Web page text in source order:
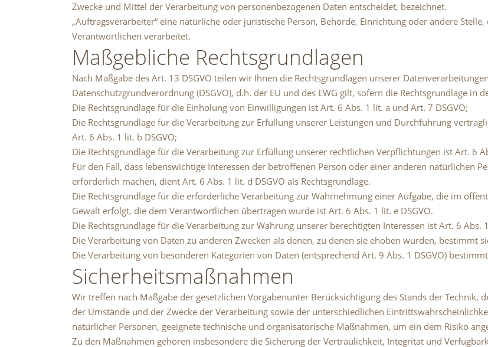
Zwecke und Mittel der Verarbeitung von personenbezogenen Daten entscheidet, bezeichnet.
„Auftragsverarbeiter“ eine natürliche oder juristische Person, Behörde, Einrichtung oder andere
Verantwortlichen verarbeitet.
Maßgebliche Rechtsgrundlagen
Nach Maßgabe des Art. 13 DSGVO teilen wir Ihnen die Rechtsgrundlagen unserer
Datenschutzgrundverordnung (DSGVO), d.h. der EU und des EWG gilt, sofern die Rechtsgrundlage in
Die Rechtsgrundlage für die Einholung von Einwilligungen ist Art. 6 Abs. 1 lit. a und Art. 7 DSGVO;
Die Rechtsgrundlage für die Verarbeitung zur Erfüllung unserer Leistungen und Durchführung
Art. 6 Abs. 1 lit. b DSGVO;
Die Rechtsgrundlage für die Verarbeitung zur Erfüllung unserer rechtlichen Verpflichtungen ist Art. 6
Für den Fall, dass lebenswichtige Interessen der betroffenen Person oder einer anderen natürlichen
erforderlich machen, dient Art. 6 Abs. 1 lit. d DSGVO als Rechtsgrundlage.
Die Rechtsgrundlage für die erforderliche Verarbeitung zur Wahrnehmung einer Aufgabe, die im
Gewalt erfolgt, die dem Verantwortlichen übertragen wurde ist Art. 6 Abs. 1 lit. e DSGVO.
Die Rechtsgrundlage für die Verarbeitung zur Wahrung unserer berechtigten Interessen ist Art. 6 Abs.
Die Verarbeitung von Daten zu anderen Zwecken als denen, zu denen sie ehoben wurden, bestimmt
Die Verarbeitung von besonderen Kategorien von Daten (entsprechend Art. 9 Abs. 1 DSGVO)
Sicherheitsmaßnahmen
Wir treffen nach Maßgabe der gesetzlichen Vorgabenunter Berücksichtigung des Stands der
der Umstände und der Zwecke der Verarbeitung sowie der unterschiedlichen
natürlicher Personen, geeignete technische und organisatorische Maßnahmen, um ein dem Risiko
Zu den Maßnahmen gehören insbesondere die Sicherung der Vertraulichkeit, Integrität und